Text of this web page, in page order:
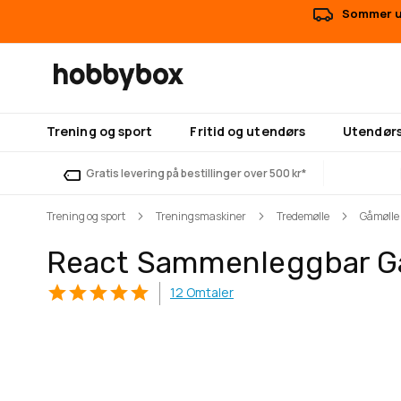
Sommer
Trening og sport Fritid og utendørs
Gratis levering på bestillinger over 500 kr*
Trening og sport Treningsmaskiner Tredemølle Gåmølle
React Sammenleggbar
12 Omtaler